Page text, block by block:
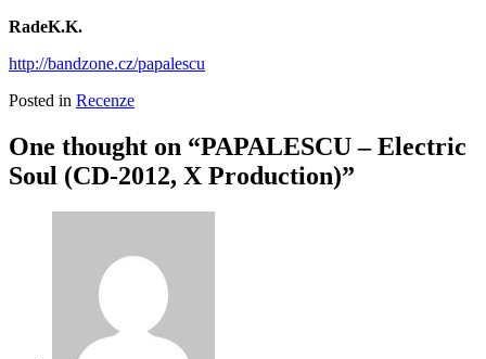
RadeK.K.
http://bandzone.cz/papalescu
Posted in Recenze
One thought on “PAPALESCU – Electric
Soul (CD-2012, X Production)”